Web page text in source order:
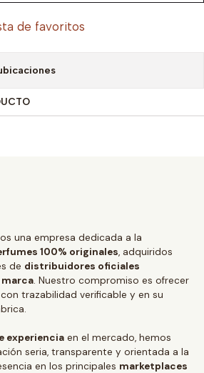
de favoritos
una empresa dedicada a la
100% originales, adquiridos
de distribuidores oficiales
. Nuestro compromiso es ofrecer
trazabilidad verificable y en su
experiencia en el mercado, hemos
seria, transparente y orientada a la
en los principales marketplaces